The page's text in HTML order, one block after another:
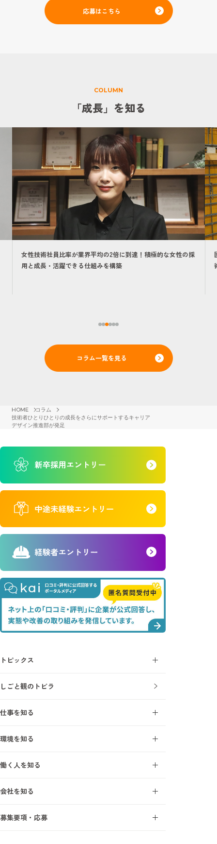
応募はこちら
COLUMN
「成長」を知る
女性技術社員比率が業界平均の2倍に到達！積極的な女性の採
用と成長・活躍できる仕組みを構築
コラム一覧を見る
HOME
コラム
技術者ひとりひとりの成長をさらにサポートするキャリア
デザイン推進部が発足
トピックス
ニュース
しごと観のトビラ
仕事を知る
施工管理を知る7ワード
環境を知る
研修・教育制度
働く人を知る
サポートスタッフインタビュー
会社を知る
オープンアップコンストラクションを知る7ワード
募集要項・応募